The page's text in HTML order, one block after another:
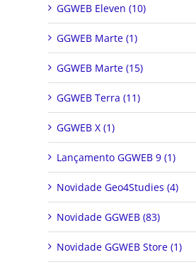
GGWEB Eleven (10)
GGWEB Marte (1)
GGWEB Marte (15)
GGWEB Terra (11)
GGWEB X (1)
Lançamento GGWEB 9 (1)
Novidade Geo4Studies (4)
Novidade GGWEB (83)
Novidade GGWEB Store (1)